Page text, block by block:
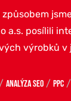
a.s. posílili
výrobků v
/ Analýza SEO / PPC /